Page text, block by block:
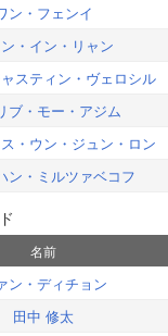
ン・フェンイ
・イン・リャン
スティン・ヴェロシル
ブ・モー・アジム
・ウン・ジュン・ロン
ン・ミルツァベコフ
名前
ン・ディチョン
田中 修太